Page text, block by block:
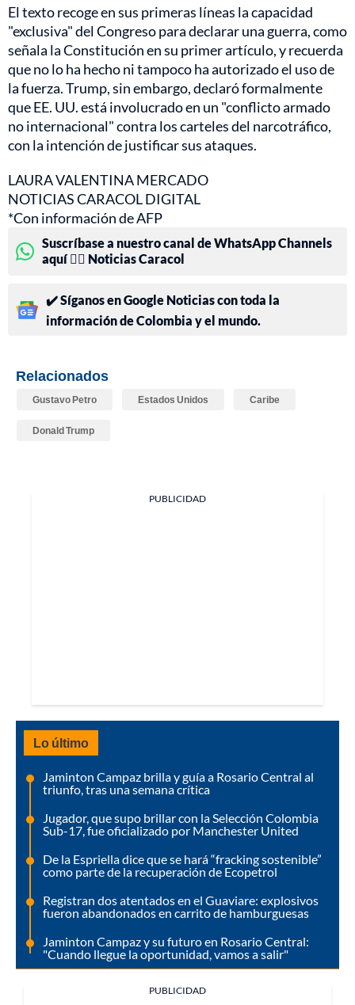
El texto recoge en sus primeras líneas la capacidad
"exclusiva" del Congreso para declarar una guerra, como
señala la Constitución en su primer artículo, y recuerda
que no lo ha hecho ni tampoco ha autorizado el uso de
la fuerza. Trump, sin embargo, declaró formalmente
que EE. UU. está involucrado en un "conflicto armado
no internacional" contra los carteles del narcotráfico,
con la intención de justificar sus ataques.
LAURA VALENTINA MERCADO
NOTICIAS CARACOL DIGITAL
*Con información de AFP
Suscríbase a nuestro canal de WhatsApp Channels
aquí 👉🏻 Noticias Caracol
✔️ Síganos en Google Noticias con toda la
información de Colombia y el mundo.
Relacionados
Gustavo Petro Estados Unidos Caribe
Donald Trump
PUBLICIDAD
Lo último
Jaminton Campaz brilla y guía a Rosario Central al
triunfo, tras una semana crítica
Jugador, que supo brillar con la Selección Colombia
Sub-17, fue oficializado por Manchester United
De la Espriella dice que se hará “fracking sostenible”
como parte de la recuperación de Ecopetrol
Registran dos atentados en el Guaviare: explosivos
fueron abandonados en carrito de hamburguesas
Jaminton Campaz y su futuro en Rosario Central:
"Cuando llegue la oportunidad, vamos a salir"
PUBLICIDAD